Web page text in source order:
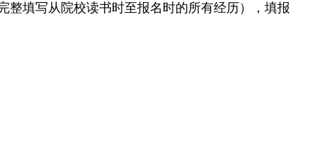
整填写从院校读书时至报名时的所有经历），填报